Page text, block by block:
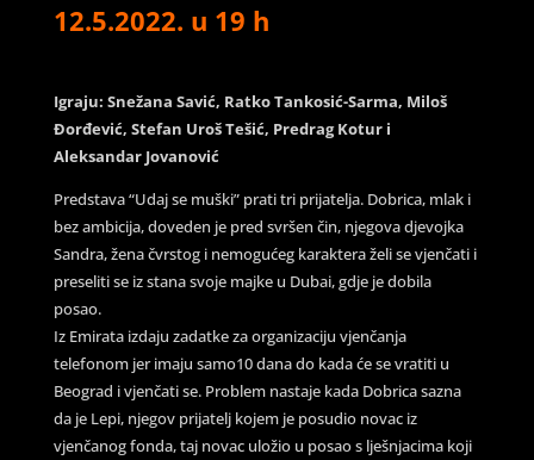
12.5.2022. u 19 h
Igraju: Snežana Savić, Ratko Tankosić-Sarma, Miloš
Đorđević, Stefan Uroš Tešić, Predrag Kotur i
Aleksandar Jovanović
Predstava “Udaj se muški” prati tri prijatelja. Dobrica, mlak i
bez ambicija, doveden je pred svršen čin, njegova djevojka
Sandra, žena čvrstog i nemogućeg karaktera želi se vjenčati i
preseliti se iz stana svoje majke u Dubai, gdje je dobila
posao.
Iz Emirata izdaju zadatke za organizaciju vjenčanja
telefonom jer imaju samo10 dana do kada će se vratiti u
Beograd i vjenčati se. Problem nastaje kada Dobrica sazna
da je Lepi, njegov prijatelj kojem je posudio novac iz
vjenčanog fonda, taj novac uložio u posao s lješnjacima koji